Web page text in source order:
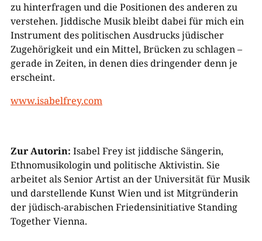
zu hinterfragen und die Positionen des anderen zu
verstehen. Jiddische Musik bleibt dabei für mich ein
Instrument des politischen Ausdrucks jüdischer
Zugehörigkeit und ein Mittel, Brücken zu schlagen –
gerade in Zeiten, in denen dies dringender denn je
erscheint.
www.isabelfrey.com
Zur Autorin: Isabel Frey ist jiddische Sängerin,
Ethnomusikologin und politische Aktivistin. Sie
arbeitet als Senior Artist an der Universität für Musik
und darstellende Kunst Wien und ist Mitgründerin
der jüdisch-arabischen Friedensinitiative Standing
Together Vienna.